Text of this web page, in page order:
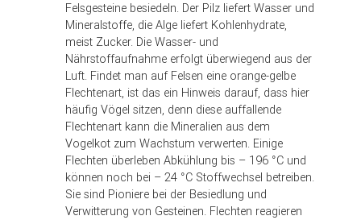
Felsgesteine besiedeln. Der Pilz liefert Wasser und
Mineralstoffe, die Alge liefert Kohlenhydrate,
meist Zucker. Die Wasser- und
Nährstoffaufnahme erfolgt überwiegend aus der
Luft. Findet man auf Felsen eine orange-gelbe
Flechtenart, ist das ein Hinweis darauf, dass hier
häufig Vögel sitzen, denn diese auffallende
Flechtenart kann die Mineralien aus dem
Vogelkot zum Wachstum verwerten. Einige
Flechten überleben Abkühlung bis – 196 °C und
können noch bei – 24 °C Stoffwechsel betreiben.
Sie sind Pioniere bei der Besiedlung und
Verwitterung von Gesteinen. Flechten reagieren